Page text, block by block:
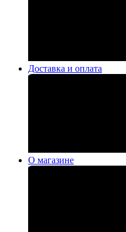
Доставка и оплата
О магазине